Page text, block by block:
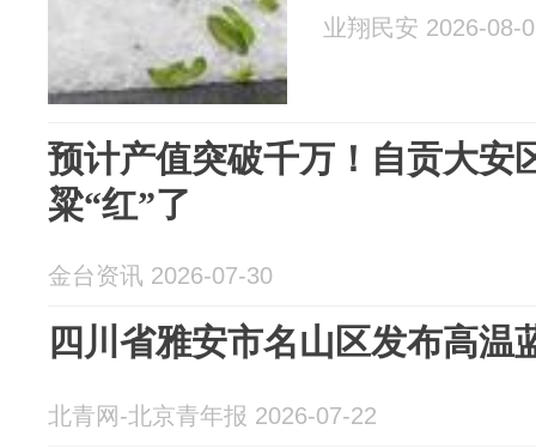
业翔民安 2026-08-
预计产值突破千万！自贡大安
粱“红”了
金台资讯 2026-07-30
四川省雅安市名山区发布高温
北青网-北京青年报 2026-07-22